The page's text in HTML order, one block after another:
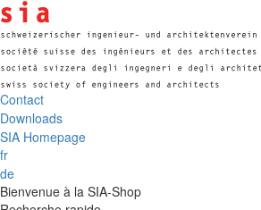
Contact
Downloads
SIA Homepage
fr
de
Bienvenue à la SIA-Shop